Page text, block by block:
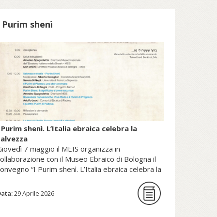
patrimonio della Sede Apostolica, e
pubblicato dal Sole 24 Ore (2025).
Scopri di più su fscire.it...
Purim shenì
shenì. L’Italia ebraica celebra la
7 maggio il MEIS organizza in
con il Museo Ebraico di Bologna il
“I Purim shenì. L’Italia ebraica celebra la
29 Aprile 2026